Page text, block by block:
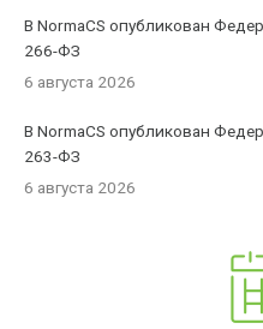
В NormaCS опубликован
266-ФЗ
6 августа 2026
В NormaCS опубликован
263-ФЗ
6 августа 2026